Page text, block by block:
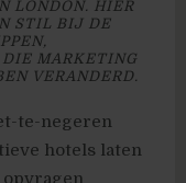
LONDON. HIER
STIL BIJ DE
MARKETING
VERANDERD.
te-negeren
hotels laten